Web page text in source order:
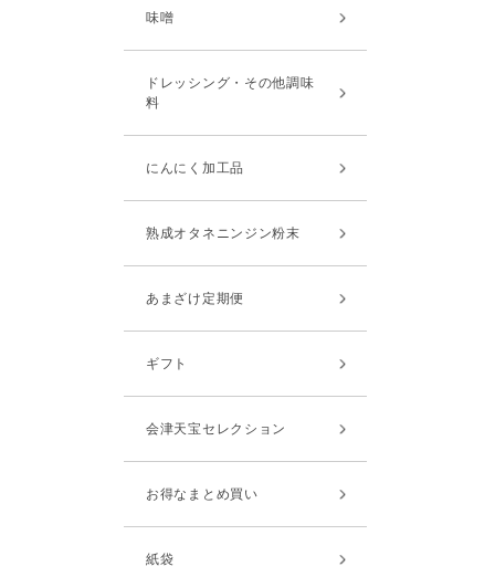
味噌
ドレッシング・その他調味
料
にんにく加工品
熟成オタネニンジン粉末
あまざけ定期便
ギフト
会津天宝セレクション
お得なまとめ買い
紙袋